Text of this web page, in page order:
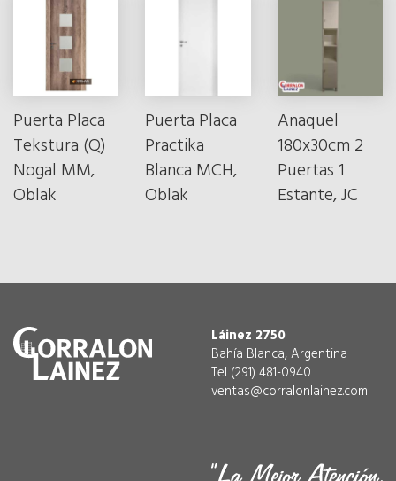
Puerta Placa
Tekstura (Q)
Nogal MM,
Oblak
Puerta Placa
Practika
Blanca MCH,
Oblak
Anaquel
180x30cm 2
Puertas 1
Estante, JC
Láinez 2750
Bahía Blanca, Argentina
Tel (291) 481-0940
ventas@corralonlainez.com